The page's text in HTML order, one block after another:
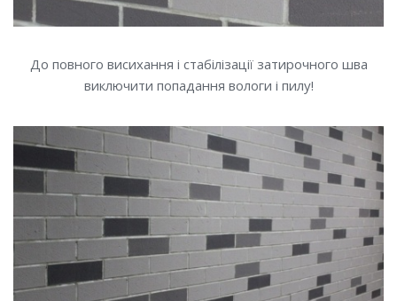
До повного висихання і стабілізації затирочного шва
виключити попадання вологи і пилу!